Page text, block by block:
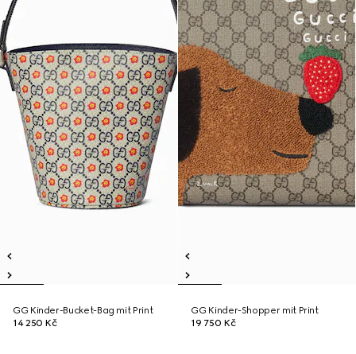
GG Kinder-Bucket-Bag mit Print
14 250 Kč
GG Kinder-Shopper mit Print
19 750 Kč